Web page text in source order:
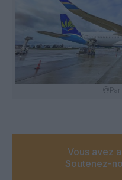
Vous avez
Soutenez-